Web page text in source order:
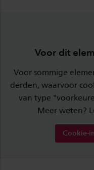
Voor dit
Voor sommige
derden, waarvoor
van type
Meer weten?
Cookie-